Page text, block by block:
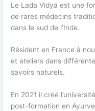
Le Lada Vidya est une
de rares médecins
dans le sud de l’Inde.
Résident en France à
et ateliers dans
savoirs naturels.
En 2021 il créé
post-formation en